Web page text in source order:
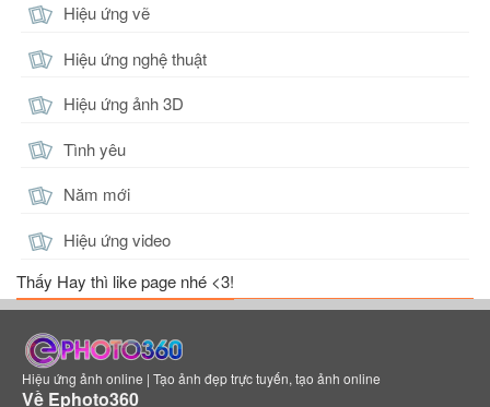
Hiệu ứng vẽ
Hiệu ứng nghệ thuật
Hiệu ứng ảnh 3D
Tình yêu
Năm mới
Hiệu ứng video
Thấy Hay thì like page nhé <3!
Hiệu ứng ảnh online | Tạo ảnh đẹp trực tuyến, tạo ảnh online
Về Ephoto360